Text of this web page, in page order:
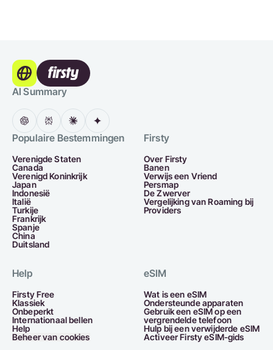
AI Summary
Populaire Bestemmingen
Verenigde Staten
Canada
Verenigd Koninkrijk
Japan
Indonesië
Italië
Turkije
Frankrijk
Spanje
China
Duitsland
Firsty
Over Firsty
Banen
Verwijs een Vriend
Persmap
De Zwerver
Vergelijking van Roaming bij
Providers
Help
Firsty Free
Klassiek
Onbeperkt
Internationaal bellen
Help
Beheer van cookies
eSIM
Wat is een eSIM
Ondersteunde apparaten
Gebruik een eSIM op een
vergrendelde telefoon
Hulp bij een verwijderde eSIM
Activeer Firsty eSIM-gids